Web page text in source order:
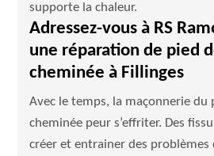
supporte la chaleur.
Adressez-vous à RS
une réparation de pied
cheminée à Fillinges
Avec le temps, la maçonnerie du
cheminée peur s’effriter. Des
créer et entrainer des problèmes